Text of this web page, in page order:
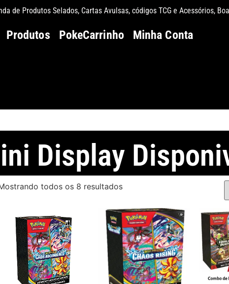
de Produtos Selados, Cartas Avulsas, códigos TCG e Acessórios,
Produtos PokeCarrinho Minha Conta
Display
todos os 8 resultados